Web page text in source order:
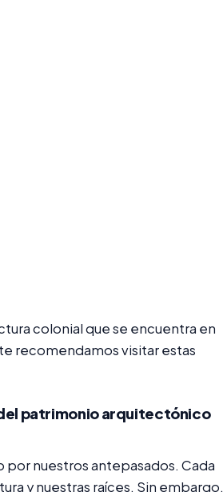
colonial que se encuentra en
recomendamos visitar estas
patrimonio arquitectónico
por nuestros antepasados. Cada
y nuestras raíces. Sin embargo,